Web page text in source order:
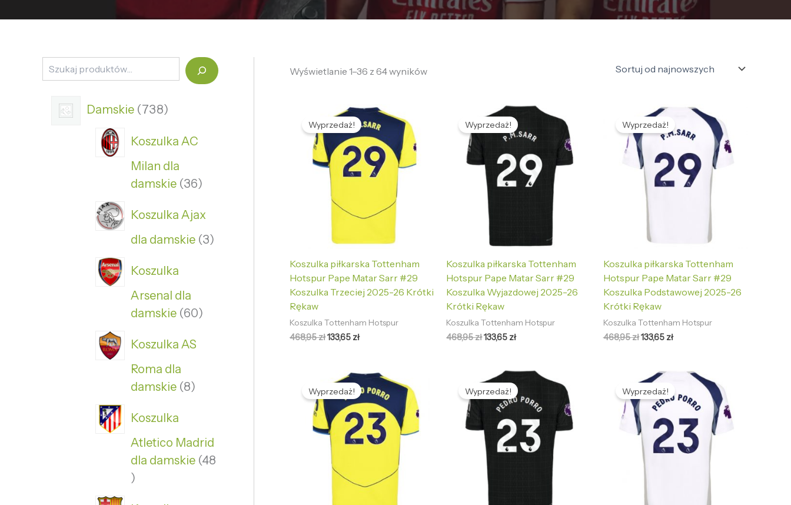
Damskie 738
Koszulka AC
Milan dla
damskie 36
Koszulka Ajax
dla damskie 3
Koszulka
Arsenal dla
damskie 60
Koszulka AS
Roma dla
damskie 8
Koszulka
Atletico Madrid
dla damskie 48
Wyświetlanie 1–36 z 64 wyników
Wyprzedaż!
Koszulka piłkarska Tottenham
Hotspur Pape Matar Sarr #29
Koszulka Trzeciej 2025-26 Krótki
Rękaw
Koszulka Tottenham Hotspur
468,95zł
Pierwotna
cena
wynosiła:
468,95 zł.
133,65 zł
Aktualna
cena
wynosi:
133,65 zł.
Wyprzedaż!
Koszulka piłkarska Tottenham
Hotspur Pape Matar Sarr #29
Koszulka Wyjazdowej 2025-26
Krótki Rękaw
Koszulka Tottenham Hotspur
468,95zł
Pierwotna
cena
wynosiła:
468,95 zł.
133,65 zł
Aktualna
cena
wynosi:
133,65 zł.
Wyprzedaż!
Koszulka piłkarska Tottenham
Hotspur Pape Matar Sarr #29
Koszulka Podstawowej 2025-26
Krótki Rękaw
Koszulka Tottenham Hotspur
468,95zł
Pierwotna
cena
wynosiła:
468,95 zł.
133,65 zł
Aktualna
wynosi:
133,65 zł.
Wyprzedaż!
Pierwotna
cena
wynosiła:
468,95 zł.
Aktualna
cena
wynosi:
133,65 zł.
Wyprzedaż!
Pierwotna
cena
wynosiła:
468,95 zł.
Aktualna
cena
wynosi:
133,65 zł.
Wyprzedaż!
Pierwotna
cena
wynosiła:
468,95 zł.
Aktualna
wynosi:
133,65 zł.